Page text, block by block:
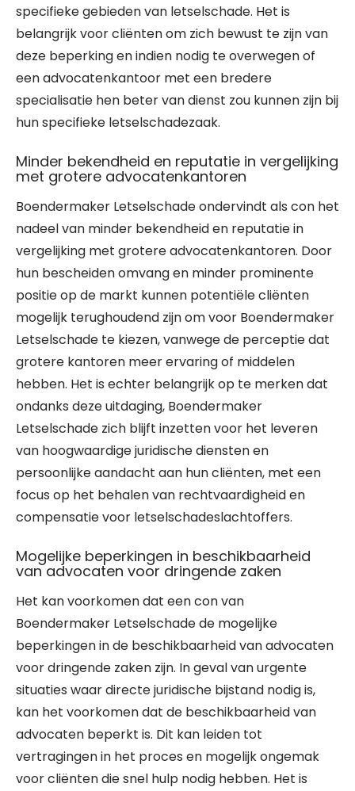
specifieke gebieden van letselschade. Het is
belangrijk voor cliënten om zich bewust te zijn van
deze beperking en indien nodig te overwegen of
een advocatenkantoor met een bredere
specialisatie hen beter van dienst zou kunnen zijn bij
hun specifieke letselschadezaak.
Minder bekendheid en reputatie in vergelijking
met grotere advocatenkantoren
Boendermaker Letselschade ondervindt als con het
nadeel van minder bekendheid en reputatie in
vergelijking met grotere advocatenkantoren. Door
hun bescheiden omvang en minder prominente
positie op de markt kunnen potentiële cliënten
mogelijk terughoudend zijn om voor Boendermaker
Letselschade te kiezen, vanwege de perceptie dat
grotere kantoren meer ervaring of middelen
hebben. Het is echter belangrijk op te merken dat
ondanks deze uitdaging, Boendermaker
Letselschade zich blijft inzetten voor het leveren
van hoogwaardige juridische diensten en
persoonlijke aandacht aan hun cliënten, met een
focus op het behalen van rechtvaardigheid en
compensatie voor letselschadeslachtoffers.
Mogelijke beperkingen in beschikbaarheid
van advocaten voor dringende zaken
Het kan voorkomen dat een con van
Boendermaker Letselschade de mogelijke
beperkingen in de beschikbaarheid van advocaten
voor dringende zaken zijn. In geval van urgente
situaties waar directe juridische bijstand nodig is,
kan het voorkomen dat de beschikbaarheid van
advocaten beperkt is. Dit kan leiden tot
vertragingen in het proces en mogelijk ongemak
voor cliënten die snel hulp nodig hebben. Het is